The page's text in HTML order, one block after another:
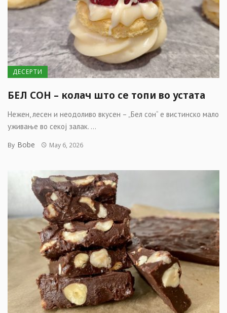
ДЕСЕРТИ
БЕЛ СОН – колач што се топи во устата
Нежен, лесен и неодоливо вкусен – „Бел сон“ е вистинско мало
уживање во секој залак. ...
By Bobe May 6, 2026